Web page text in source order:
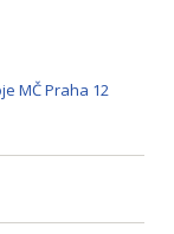
MČ Praha 12